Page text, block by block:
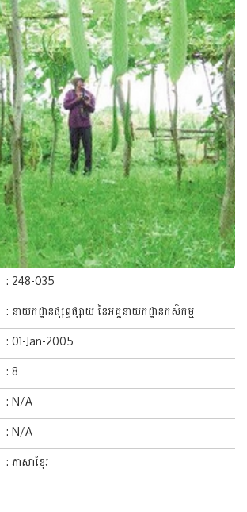
: 248-035
: នាយកដ្ឋានផ្សព្វផ្សាយ នៃអគ្គនាយកដ្ឋានកសិកម្ម
: 01-Jan-2005
: 8
: N/A
: N/A
: ភាសាខ្មែរ